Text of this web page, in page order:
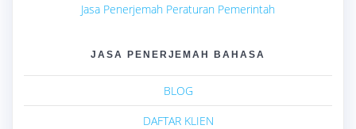
Jasa Penerjemah Peraturan Pemerintah
JASA PENERJEMAH BAHASA
BLOG
DAFTAR KLIEN